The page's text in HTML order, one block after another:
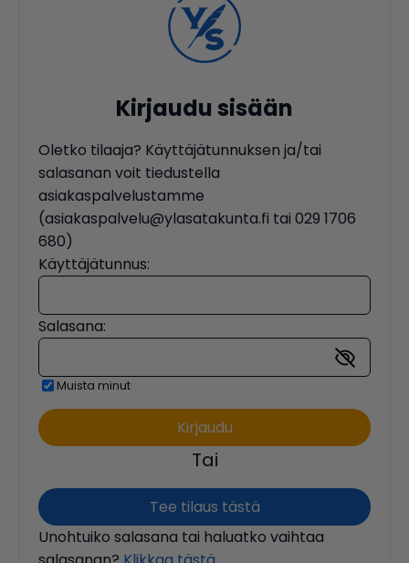
Kirjaudu sisään
Oletko tilaaja? Käyttäjätunnuksen ja/tai
salasanan voit tiedustella
asiakaspalvelustamme
(asiakaspalvelu@ylasatakunta.fi tai 029 1706
680)
Käyttäjätunnus:
Salasana:
Muista minut
Tai
Tee tilaus tästä
Unohtuiko salasana tai haluatko vaihtaa